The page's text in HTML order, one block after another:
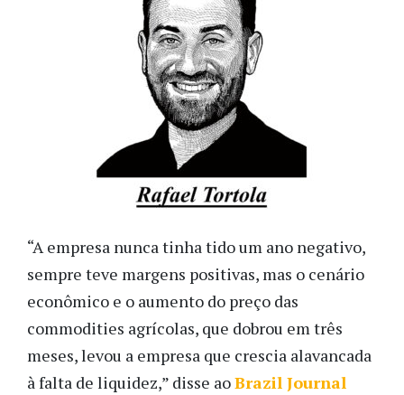
“A empresa nunca tinha tido um ano negativo,
sempre teve margens positivas, mas o cenário
econômico e o aumento do preço das
commodities agrícolas, que dobrou em três
meses, levou a empresa que crescia alavancada
à falta de liquidez,” disse aoBrazil Journal